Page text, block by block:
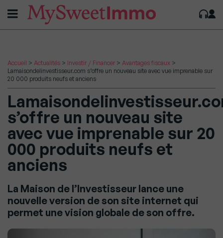
Accueil > Actualités > Investir / Financer > Avantages fiscaux >
Lamaisondelinvestisseur.com s’offre un nouveau site avec vue imprenable sur
20 000 produits neufs et anciens
s’offre un nouveau site
avec vue imprenable sur 20
000 produits neufs et
anciens
La Maison de l’Investisseur lance une
nouvelle version de son site internet qui
permet une vision globale de son offre.